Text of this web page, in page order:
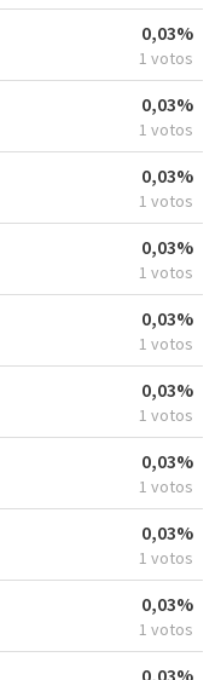
0,03%
1 votos
0,03%
1 votos
0,03%
1 votos
0,03%
1 votos
0,03%
1 votos
0,03%
1 votos
0,03%
1 votos
0,03%
1 votos
0,03%
1 votos